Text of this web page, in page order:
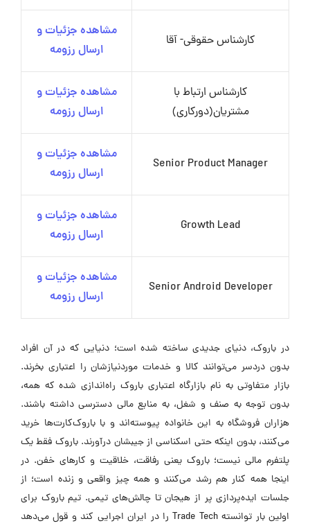
کارشناس حقوقی- آقا
مشاهده جزئیات و
ارسال رزومه
کارشناس ارتباط با
مشتریان(دورکاری)
مشاهده جزئیات و
ارسال رزومه
Senior Product Manager
مشاهده جزئیات و
ارسال رزومه
Growth Lead
مشاهده جزئیات و
ارسال رزومه
Senior Android Developer
مشاهده جزئیات و
ارسال رزومه
در باروک، دنیای جدیدی ساخته شده است؛ دنیایی که در آن افراد
بدون دردسر می‌توانند کالا و خدمات موردنیازشان را اعتباری بخرند.
بازار متفاوتی به نام بازارگاه اعتباری باروک راه‌اندازی شده که همه،
بدون توجه به صنف و شغل، به منابع مالی دسترسی داشته باشند.
هزاران فروشگاه به این خانواده پیوسته‌اند و با باروک‌کارت‌ها خرید
می‌کنند، بدون اینکه حتی اسکناسی از جیبشان درآورند. باروک فقط یک
پلتفرم مالی نیست؛ باروک یعنی رفاقت، خلاقیت و کارهای خفن. در
اینجا همه کنار هم رشد می‌کنند و همه چیز واقعی و زنده است؛ از
جلسات ایده‌پردازی پر از هیجان تا چالش‌های تیمی. تیم باروک برای
اولین بار توانسته Trade Tech را در ایران اجرایی کند و قول می‌دهد